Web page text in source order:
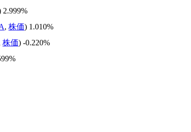
2.999%
, 株価) 1.010%
株価) -0.220%